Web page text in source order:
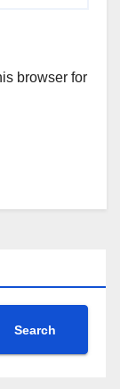
browser for
Search